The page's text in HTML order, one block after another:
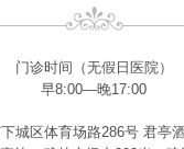
门诊时间（无假日医院）
早8:00—晚17:00
城区体育场路286号 君亭